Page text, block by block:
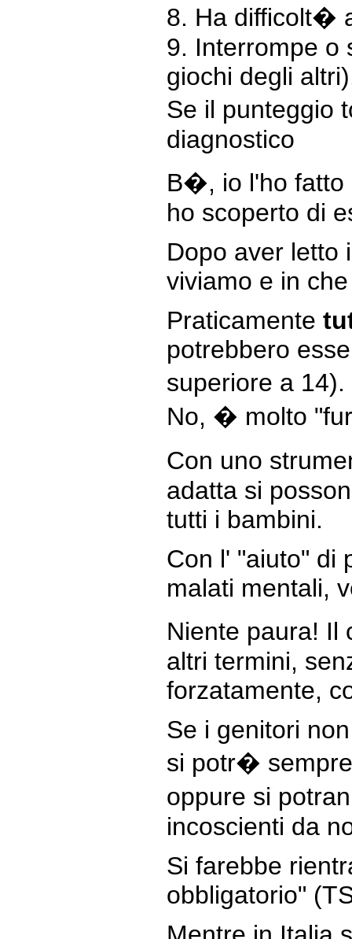
8. Ha difficolt�
9. Interrompe o
giochi degli
Se il punteggio
diagnostico
B�, io l'ho fatto
ho scoperto di
Dopo aver letto
viviamo e in
Praticamente
potrebbero
superiore a
No, � molto
Con uno
adatta si
tutti i bambini.
Con l' "aiuto" di
malati mentali,
Niente paura! Il
altri termini,
forzatamente,
Se i genitori
si potr�
oppure si
incoscienti da
Si farebbe
obbligatorio"